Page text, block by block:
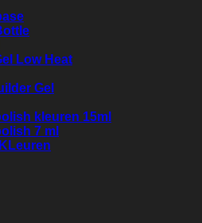
Low Heat
Gel
kleuren 15ml
7 ml